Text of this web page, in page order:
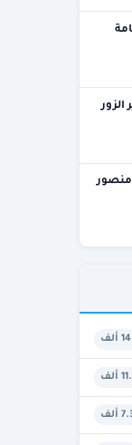
الزور
منصور
ألف
ألف
ألف